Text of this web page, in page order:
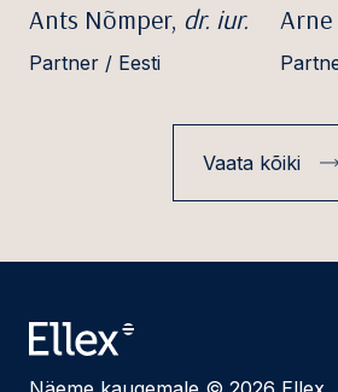
Ants Nõmper, dr. iur.
Partner / Eesti
Arne
Vaata kõiki